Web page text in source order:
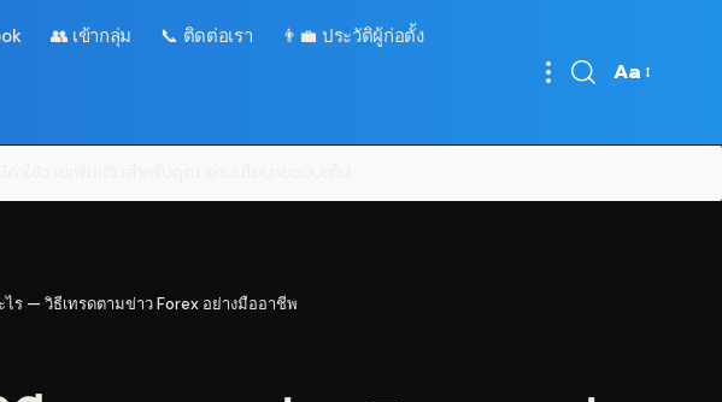
👥 เข้ากลุ่ม 📞 ติดต่อเรา 👨‍💼 ประวัติผู้ก่อตั้ง
Font
Aa
ร — วิธีเทรดตามข่าว Forex อย่างมืออาชีพ